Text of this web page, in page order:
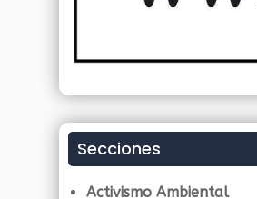
Secciones
Activismo Ambiental